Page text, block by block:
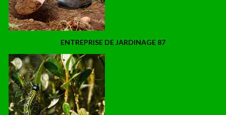
ENTREPRISE DE JARDINAGE 87